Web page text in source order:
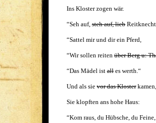
Ins Kloster zogen wär.
“Seh auf, steh auf, lieb Reitknecht
“Sattel mir und dir ein Pferd,
“Wir sollen reiten über Berg u:
“Das Mädel ist all es werth.“
Und als sie vor das Kloster
Sie klopften ans hohe Haus:
“Kom raus, du Hübsche, du Feine,